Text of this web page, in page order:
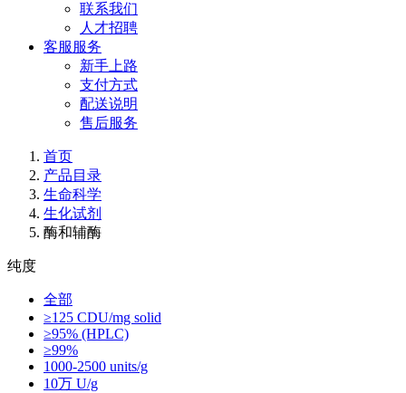
联系我们
人才招聘
客服服务
新手上路
支付方式
配送说明
售后服务
首页
产品目录
生命科学
生化试剂
酶和辅酶
纯度
全部
≥125 CDU/mg solid
≥95% (HPLC)
≥99%
1000-2500 units/g
10万 U/g